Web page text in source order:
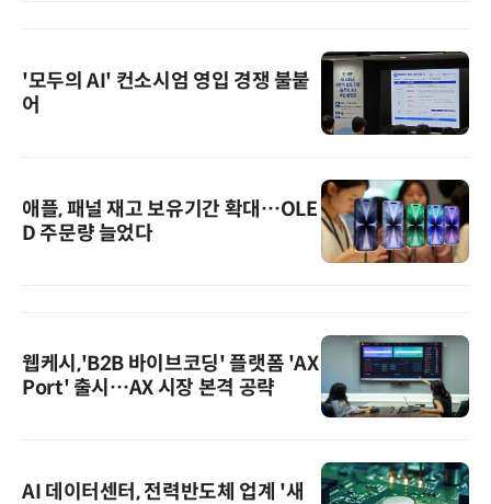
'모두의 AI' 컨소시엄 영입 경쟁 불붙
어
애플, 패널 재고 보유기간 확대…OLE
D 주문량 늘었다
웹케시,'B2B 바이브코딩' 플랫폼 'AX
Port' 출시…AX 시장 본격 공략
AI 데이터센터, 전력반도체 업계 '새